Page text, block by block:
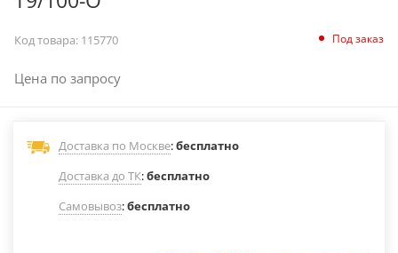
Код товара: 115770 Под заказ
Цена по запросу
Доставка по Москве:бесплатно
Доставка до ТК:бесплатно
Самовывоз:бесплатно